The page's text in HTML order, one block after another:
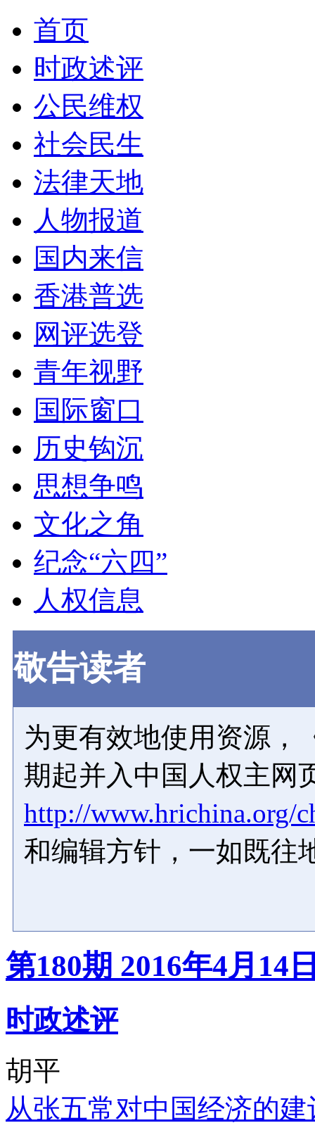
首页
时政述评
公民维权
社会民生
法律天地
人物报道
国内来信
香港普选
网评选登
青年视野
国际窗口
历史钩沉
思想争鸣
文化之角
纪念“六四”
人权信息
敬告读者
为更有效地使用资源，
期起并入中国人权主网
http://www.hrichina.org/
和编辑方针，一如既往
第180期 2016年4月14
时政述评
胡平
从张五常对中国经济的